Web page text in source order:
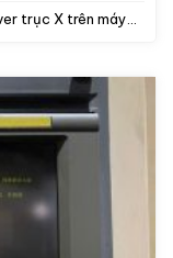
trục X trên máy...